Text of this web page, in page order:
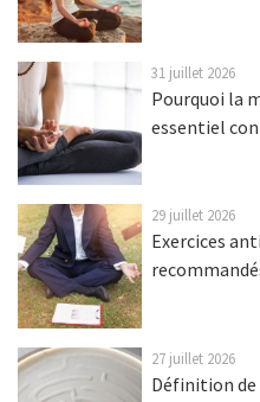
31 juillet 2026
Pourquoi la
essentiel
29 juillet 2026
Exercices
27 juillet 2026
Définition